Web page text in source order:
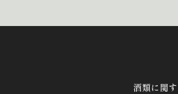
酒類に関す